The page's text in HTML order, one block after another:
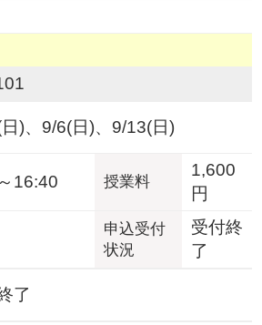
)、9/6(日)、9/13(日)
16:40 授業料
1,600
円
申込受付
状況
受付終
了
了